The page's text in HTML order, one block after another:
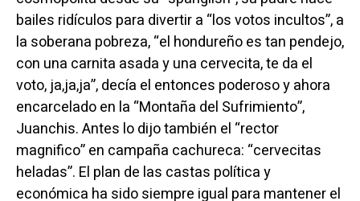
bailes ridículos para divertir a “los votos incultos”, a
la soberana pobreza, “el hondureño es tan pendejo,
con una carnita asada y una cervecita, te da el
voto, ja,ja,ja”, decía el entonces poderoso y ahora
encarcelado en la “Montaña del Sufrimiento”,
Juanchis. Antes lo dijo también el “rector
magnifico” en campaña cachureca: “cervecitas
heladas”. El plan de las castas política y
económica ha sido siempre igual para mantener el